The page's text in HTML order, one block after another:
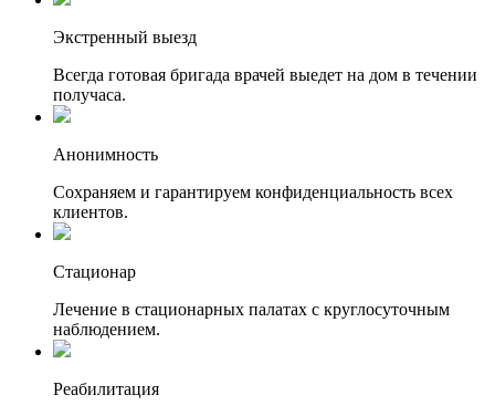
Экстренный выезд
Всегда готовая бригада врачей выедет на дом в течении
получаса.
Анонимность
Сохраняем и гарантируем конфиденциальность всех
клиентов.
Стационар
Лечение в стационарных палатах с круглосуточным
наблюдением.
Реабилитация